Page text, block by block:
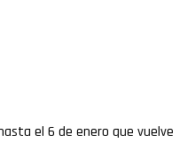
el 6 de enero que vuelve